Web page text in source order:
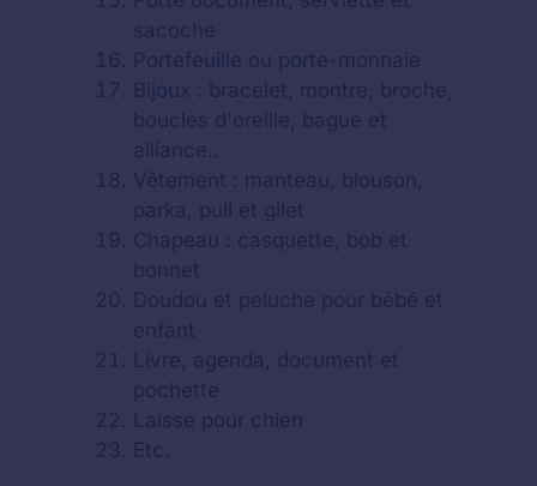
sacoche
Portefeuille ou porte-monnaie
Bijoux : bracelet, montre, broche,
boucles d'oreille, bague et
alliance..
Vêtement : manteau, blouson,
parka, pull et gilet
Chapeau : casquette, bob et
bonnet
Doudou et peluche pour bébé et
enfant
Livre, agenda, document et
pochette
Laisse pour chien
Etc.